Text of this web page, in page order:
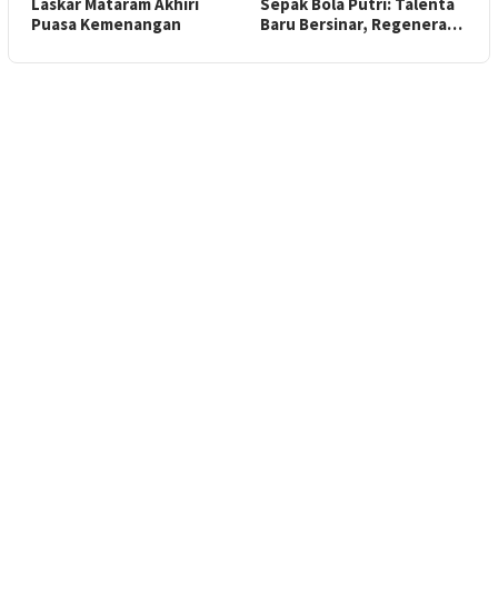
Puasa Kemenangan
Baru Bersinar, Regenera…